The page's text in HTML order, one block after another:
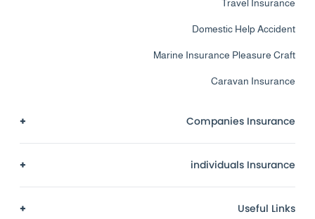
Travel Insurance
Domestic Help Accident
Marine Insurance Pleasure Craft
Caravan Insurance
Companies Insurance
+
individuals Insurance
+
Useful Links
+